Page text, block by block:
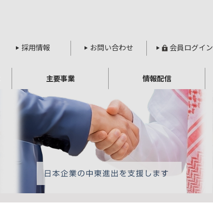
採用情報 お問い合わせ 会員ログイン
主要事業 情報配信